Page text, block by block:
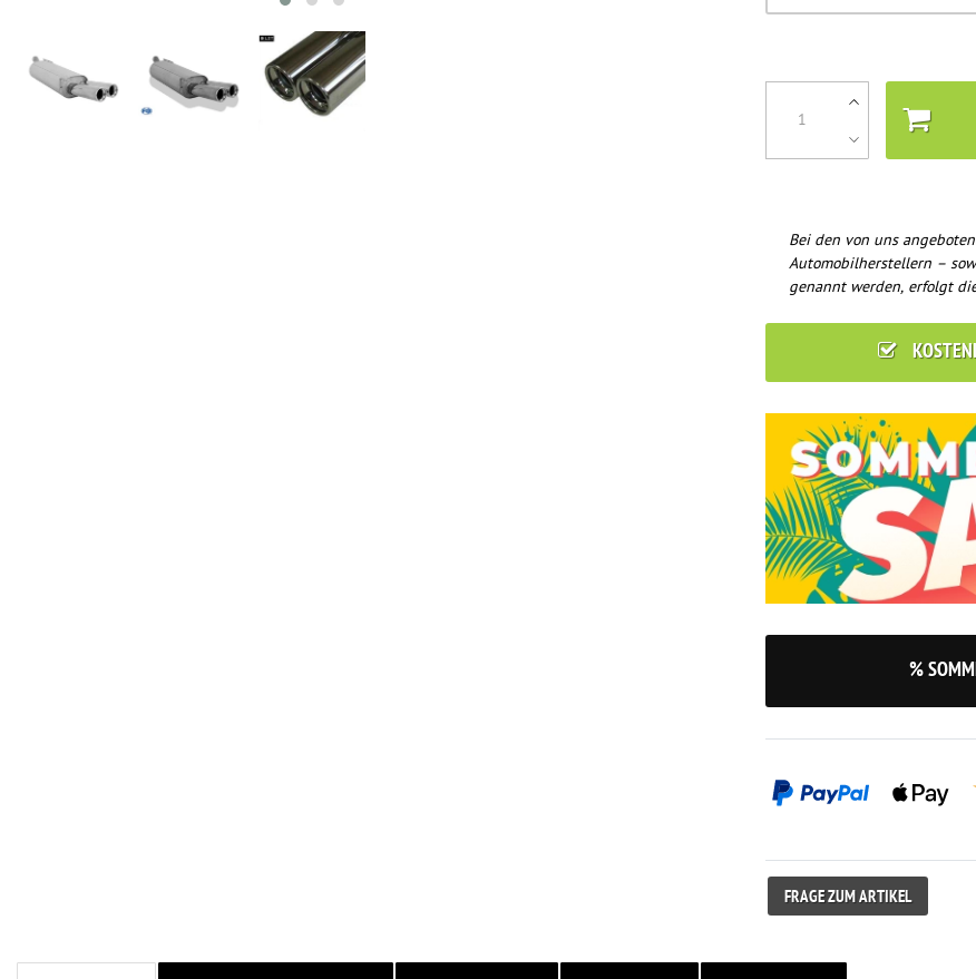
Bei den von uns
Automobilherstellern –
genannt werden, erfolgt
%
FRAGE ZUM ARTIKEL